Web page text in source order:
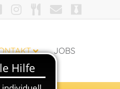
JOBS